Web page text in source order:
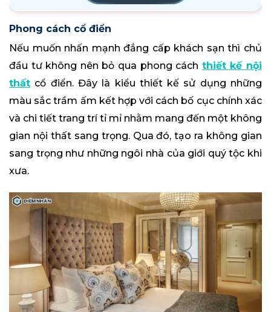
Phong cách cổ điển
Nếu muốn nhấn mạnh đẳng cấp khách sạn thì chủ
đầu tư không nên bỏ qua phong cách thiết kế nội
thất cổ điển. Đây là kiểu thiết kế sử dụng những
màu sắc trầm ấm kết hợp với cách bố cục chính xác
và chi tiết trang trí tỉ mỉ nhằm mang đến một không
gian nội thất sang trọng. Qua đó, tạo ra không gian
sang trọng như những ngôi nhà của giới quý tộc khi
xưa.